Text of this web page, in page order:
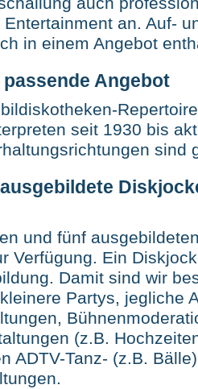
an. Auf-
in einem Angebot
Angebot
seit 1930 bis
sind
und fünf
Verfügung. Ein
Damit sind wir
Partys, jegliche
(z.B.
ADTV-Tanz- (z.B.